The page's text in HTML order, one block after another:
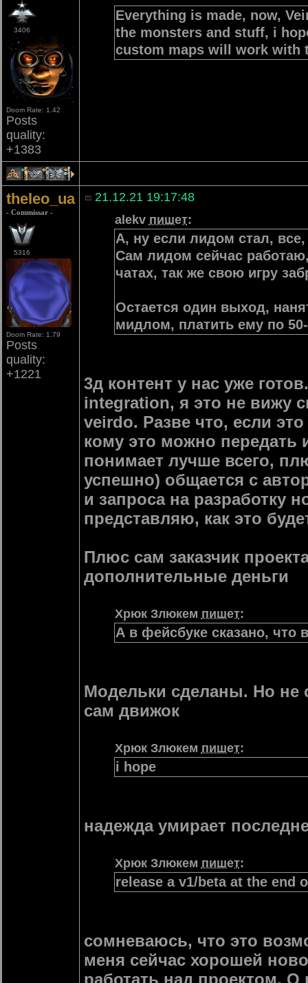
3406
Doom Rate: 1.42
Posts
quality:
+1383
Everything is made, now,
the monsters and stuff, i
custom maps will work with
3 2 1
theleo_ua
- Commissar -
5316
Doom Rate: 1.79
Posts
quality:
+1221
21.12.21 19:17:48
alekv пишет:
А, ну если лидом стал,
Сам лидом сейчас
чатах, так же свою игру
Остается один выход,
мидлом, платить ему по
3д контент у нас уже
integration, я это не вижу
veirdo. Разве что, если
кому это можно передать
понимает лучше всего,
успешно) общается с
и запроса на разработку
представляю, как это
Плюс сам заказчик
дополнительные деньги
Хрюк Злюкем пишет:
А в фейсбуке сказано, что
Модельки сделаны. Но не
сам движок
Хрюк Злюкем пишет:
i hope
надежда умирает
Хрюк Злюкем пишет:
release a v1/beta at the end
сомневаюсь, что это
меня сейчас хорошей
работать над проектом.